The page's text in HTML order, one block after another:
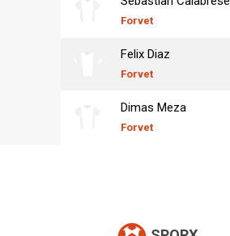
Forvet
Felix Diaz
Forvet
Dimas Meza
Forvet